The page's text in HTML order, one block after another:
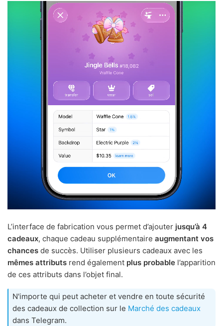
L’interface de fabrication vous permet d’ajouter jusqu’à 4
cadeaux, chaque cadeau supplémentaire augmentant vos
chances de succès. Utiliser plusieurs cadeaux avec les
mêmes attributs rend également plus probable l’apparition
de ces attributs dans l’objet final.
N'importe qui peut acheter et vendre en toute sécurité
des cadeaux de collection sur le Marché des cadeaux
dans Telegram.